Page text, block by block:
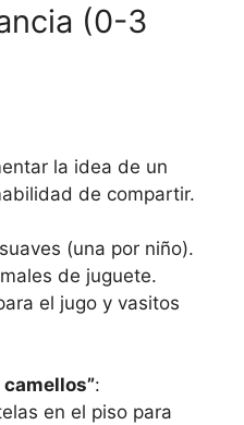
(0-3
la idea de un
de compartir.
(una por niño).
de juguete.
el jugo y vasitos
:
en el piso para